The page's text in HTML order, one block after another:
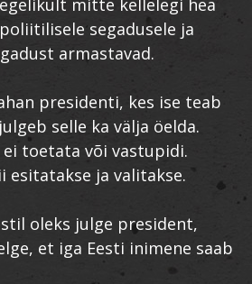
mitte kellelegi hea
segadusele ja
armastavad.
presidenti, kes ise teab
selle ka välja öelda.
toetata või vastupidi.
esitatakse ja valitakse.
oleks julge president,
et iga Eesti inimene saab